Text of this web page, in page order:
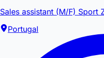
Sales assistant (M/F) Sport
Portugal